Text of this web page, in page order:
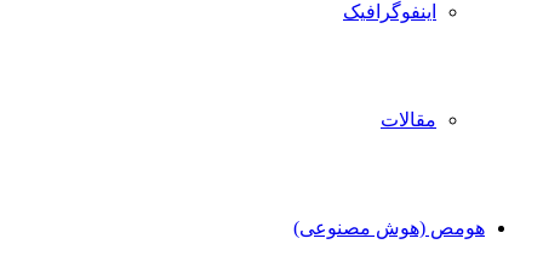
اینفوگرافیک
مقالات
(هوش مصنوعی)